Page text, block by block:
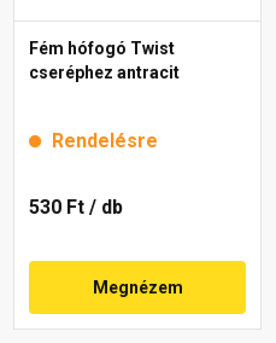
Fém hófogó Twist
cseréphez antracit
Rendelésre
530 Ft / db
Megnézem